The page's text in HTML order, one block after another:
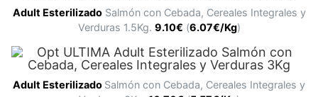
Adult EsterilizadoSalmón con Cebada, Cereales Integrales y
Verduras 1.5Kg. 9.10€ (6.07€/Kg)
Adult Esterilizado Salmón con Cebada, Cereales Integrales y